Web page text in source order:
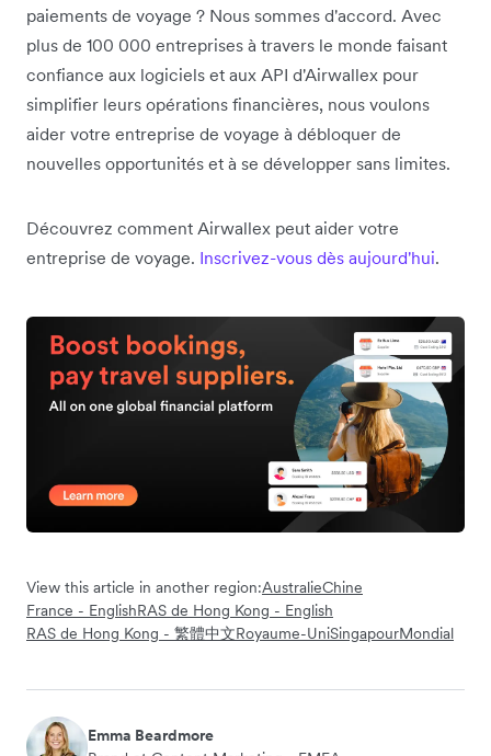
paiements de voyage ? Nous sommes d'accord. Avec
plus de 100 000 entreprises à travers le monde faisant
confiance aux logiciels et aux API d'Airwallex pour
simplifier leurs opérations financières, nous voulons
aider votre entreprise de voyage à débloquer de
nouvelles opportunités et à se développer sans limites.
Découvrez comment Airwallex peut aider votre
entreprise de voyage. Inscrivez-vous dès aujourd'hui.
View this article in another region:AustralieChine
France - EnglishRAS de Hong Kong - English
RAS de Hong Kong - 繁體中文Royaume-UniSingapourMondial
Emma Beardmore